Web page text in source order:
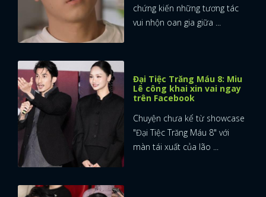
chứng kiến những tương tác
vui nhộn oan gia giữa ...
Đại Tiệc Trăng Máu 8: Miu
Lê công khai xin vai ngay
trên Facebook
Chuyện chưa kể từ showcase
"Đại Tiệc Trăng Máu 8" với
màn tái xuất của lão ...